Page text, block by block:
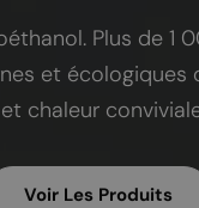
Plus de
et
chaleur
Voir Les Produits